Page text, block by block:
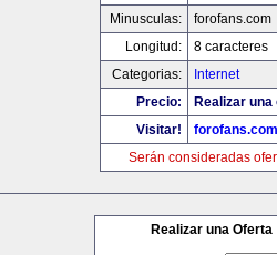
Minusculas:
forofans.com
Longitud:
8 caracteres
Categorias:
Internet
Precio:
Realizar
Visitar!
forofans.com
Serán consideradas
Realizar una Oferta